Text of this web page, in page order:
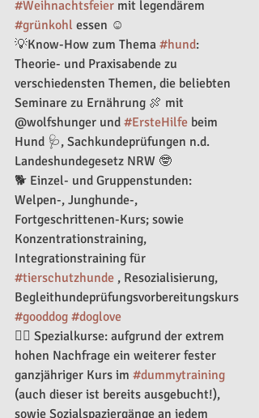
#Weihnachtsfeier mit legendärem
#grünkohl essen ☺️
💡Know-How zum Thema #hund:
Theorie- und Praxisabende zu
verschiedensten Themen, die beliebten
Seminare zu Ernährung 🍖 mit
@wolfshunger und #ErsteHilfe beim
Hund 🩺, Sachkundeprüfungen n.d.
Landeshundegesetz NRW 🤓
🐕 Einzel- und Gruppenstunden:
Welpen-, Junghunde-,
Fortgeschrittenen-Kurs; sowie
Konzentrationstraining,
Integrationstraining für
#tierschutzhunde , Resozialisierung,
Begleithundeprüfungsvorbereitungskurs
#gooddog #doglove
🐕‍🦺 Spezialkurse: aufgrund der extrem
hohen Nachfrage ein weiterer fester
ganzjähriger Kurs im #dummytraining
(auch dieser ist bereits ausgebucht!),
sowie Sozialspaziergänge an jedem